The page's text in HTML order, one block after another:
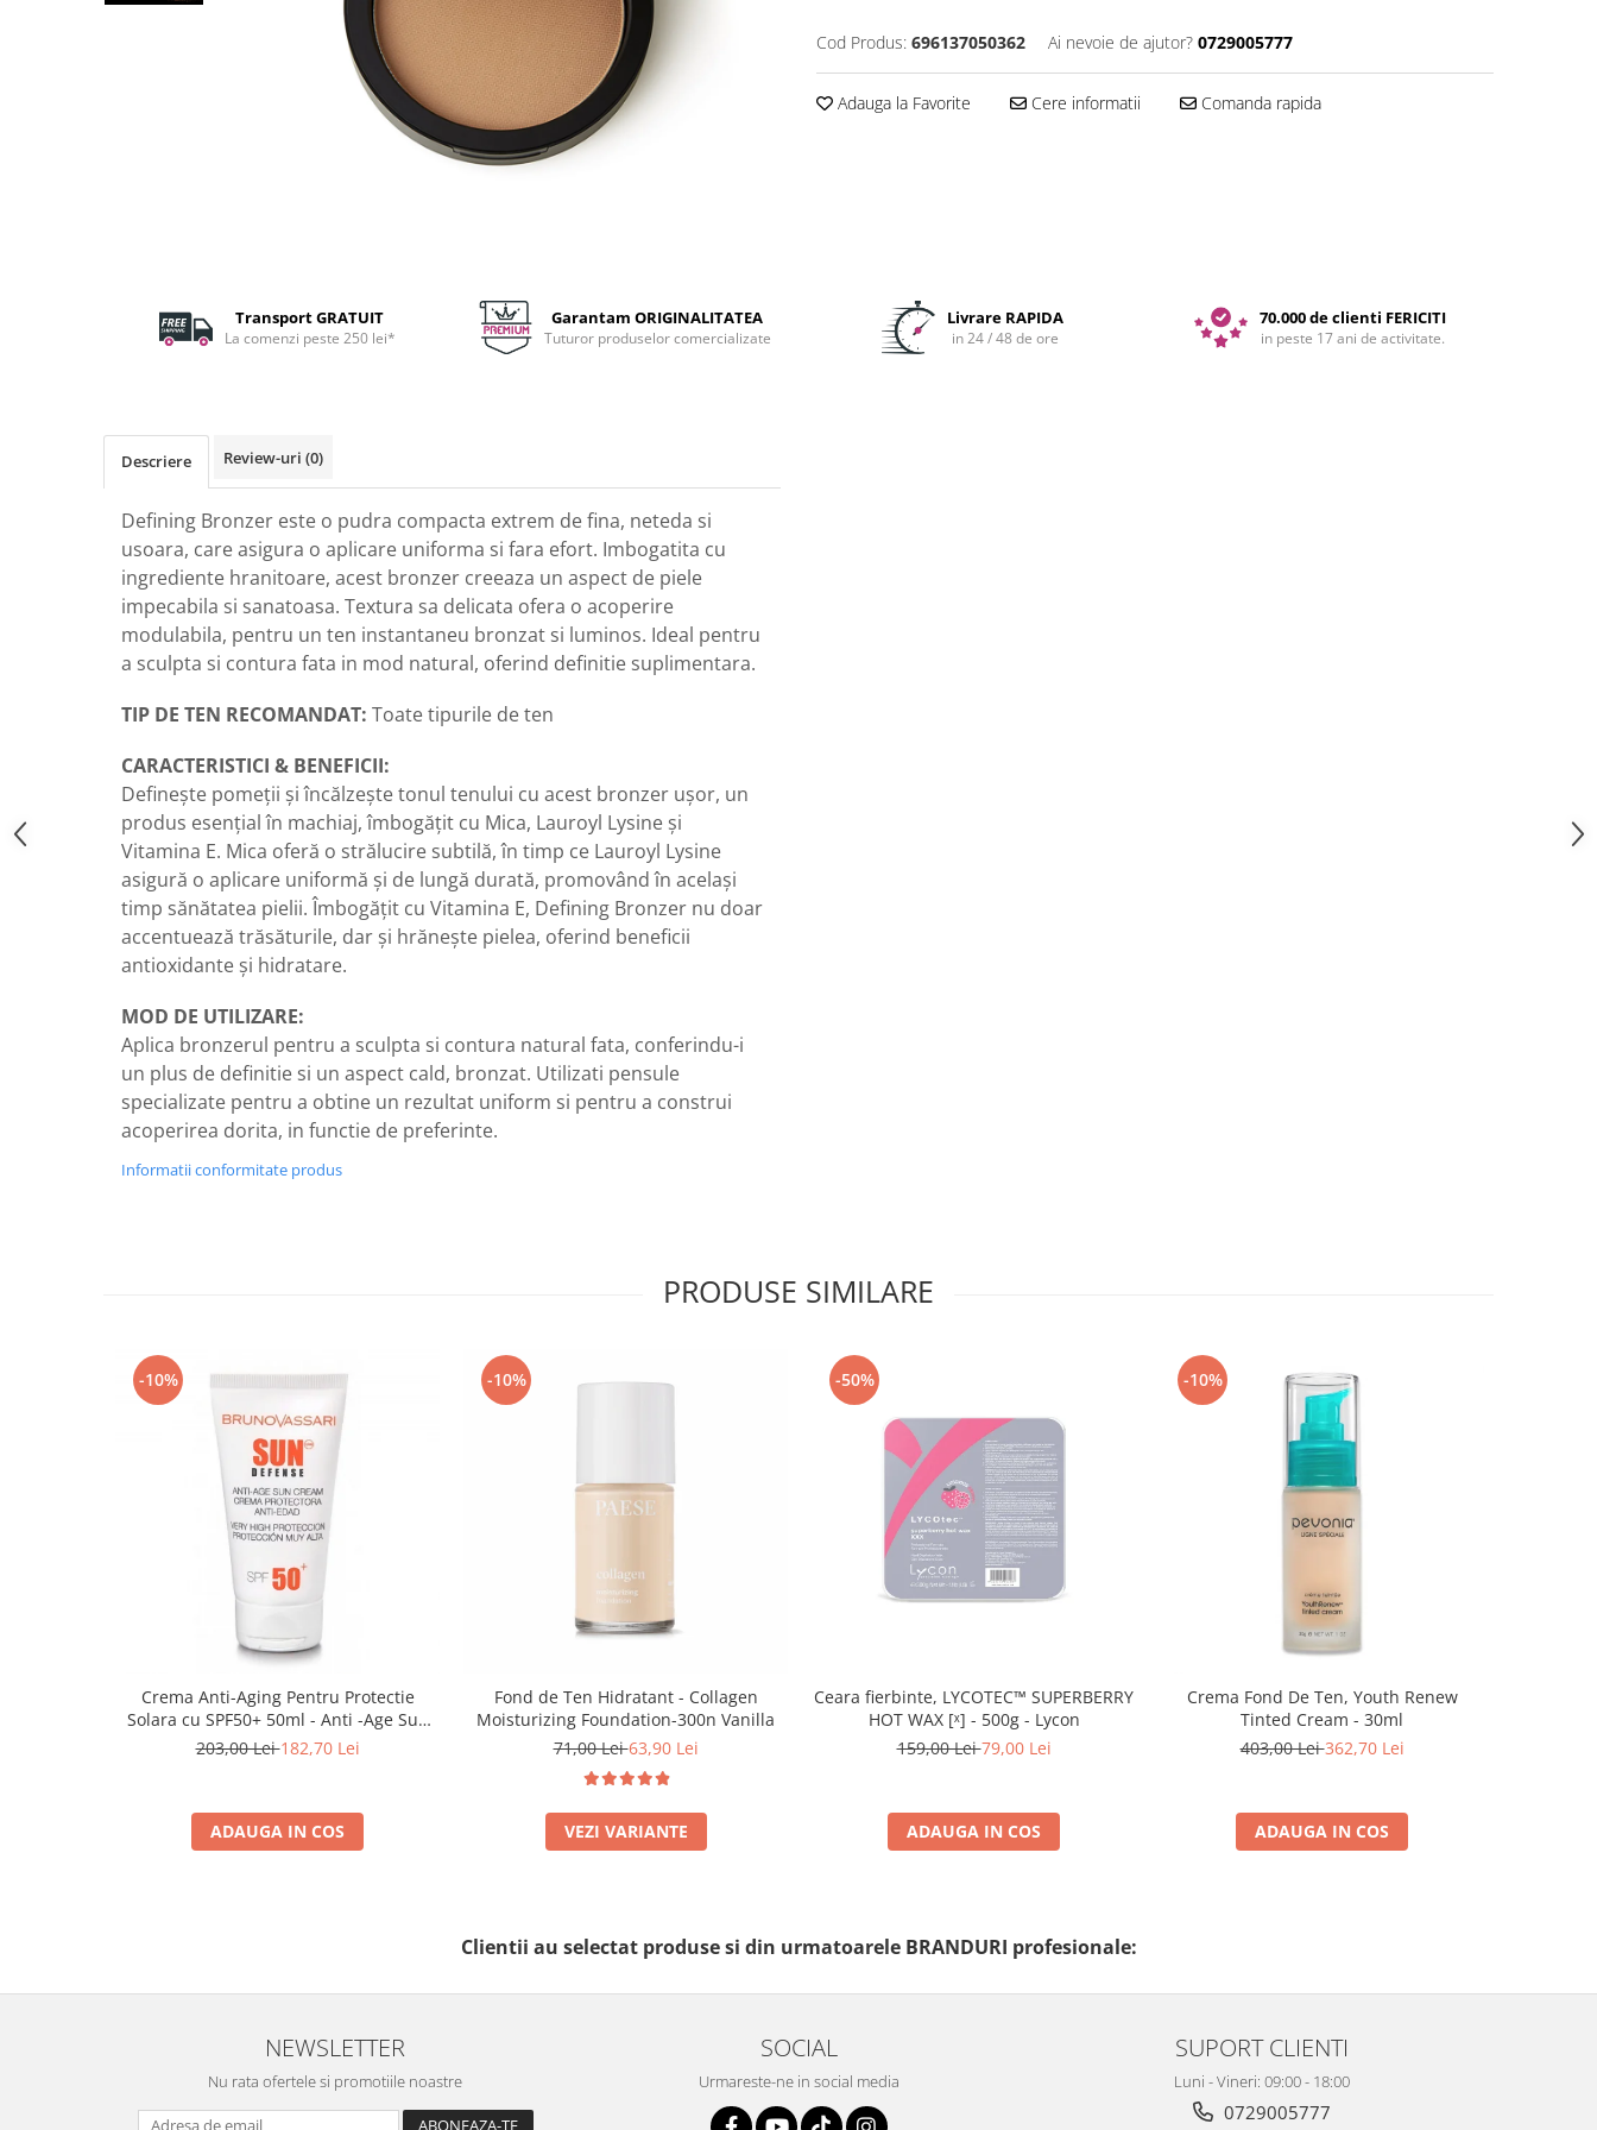
Fard de ochi
PALETE PROFESIONALE
Cod Produs: 696137050362 Ai nevoie de ajutor? 0729005777
Adauga la Favorite Cere informatii Comanda rapida
Transport GRATUIT
La comenzi peste 250 lei*
Garantam ORIGINALITATEA
Tuturor produselor comercializate
Livrare RAPIDA
in 24 / 48 de ore
70.000 de clienti FERICITI
in peste 17 ani de activitate.
Descriere Review-uri (0)
Defining Bronzer este o pudra compacta extrem de fina, neteda si
usoara, care asigura o aplicare uniforma si fara efort. Imbogatita cu
ingrediente hranitoare, acest bronzer creeaza un aspect de piele
impecabila si sanatoasa. Textura sa delicata ofera o acoperire
modulabila, pentru un ten instantaneu bronzat si luminos. Ideal pentru
a sculpta si contura fata in mod natural, oferind definitie suplimentara.
TIP DE TEN RECOMANDAT: Toate tipurile de ten
CARACTERISTICI & BENEFICII:
Definește pomeții și încălzește tonul tenului cu acest bronzer ușor, un
produs esențial în machiaj, îmbogățit cu Mica, Lauroyl Lysine și
Vitamina E. Mica oferă o strălucire subtilă, în timp ce Lauroyl Lysine
asigură o aplicare uniformă și de lungă durată, promovând în același
timp sănătatea pielii. Îmbogățit cu Vitamina E, Defining Bronzer nu doar
accentuează trăsăturile, dar și hrănește pielea, oferind beneficii
antioxidante și hidratare.
MOD DE UTILIZARE:
Aplica bronzerul pentru a sculpta si contura natural fata, conferindu-i
un plus de definitie si un aspect cald, bronzat. Utilizati pensule
specializate pentru a obtine un rezultat uniform si pentru a construi
acoperirea dorita, in functie de preferinte.
Informatii conformitate produs
PRODUSE SIMILARE
-10%
Crema Anti-Aging Pentru Protectie
Solara cu SPF50+ 50ml - Anti -Age Sun
Cream SPF50+ - Bruno Vassari
203,00 Lei182,70 Lei
ADAUGA IN COS
-10%
Fond de Ten Hidratant - Collagen
Moisturizing Foundation-300n Vanilla
71,00 Lei63,90 Lei
VEZI VARIANTE
-50%
Ceara fierbinte, LYCOTEC™ SUPERBERRY
HOT WAX [ˣ] - 500g - Lycon
159,00 Lei79,00 Lei
ADAUGA IN COS
-10%
Crema Fond De Ten, Youth Renew
Tinted Cream - 30ml
403,00 Lei362,70 Lei
ADAUGA IN COS
Clientii au selectat produse si din urmatoarele BRANDURI profesionale:
NEWSLETTER
Nu rata ofertele si promotiile noastre
SOCIAL
Urmareste-ne in social media
SUPORT CLIENTI
Luni - Vineri: 09:00 - 18:00
0729005777